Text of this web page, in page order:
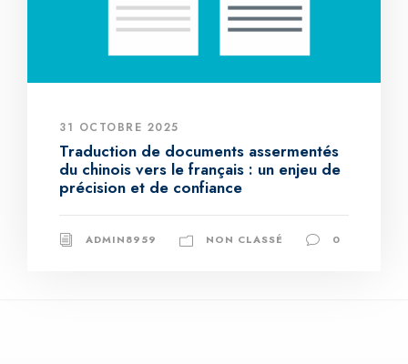
31 OCTOBRE 2025
Traduction de documents assermentés
du chinois vers le français : un enjeu de
précision et de confiance
ADMIN8959 NON CLASSÉ 0